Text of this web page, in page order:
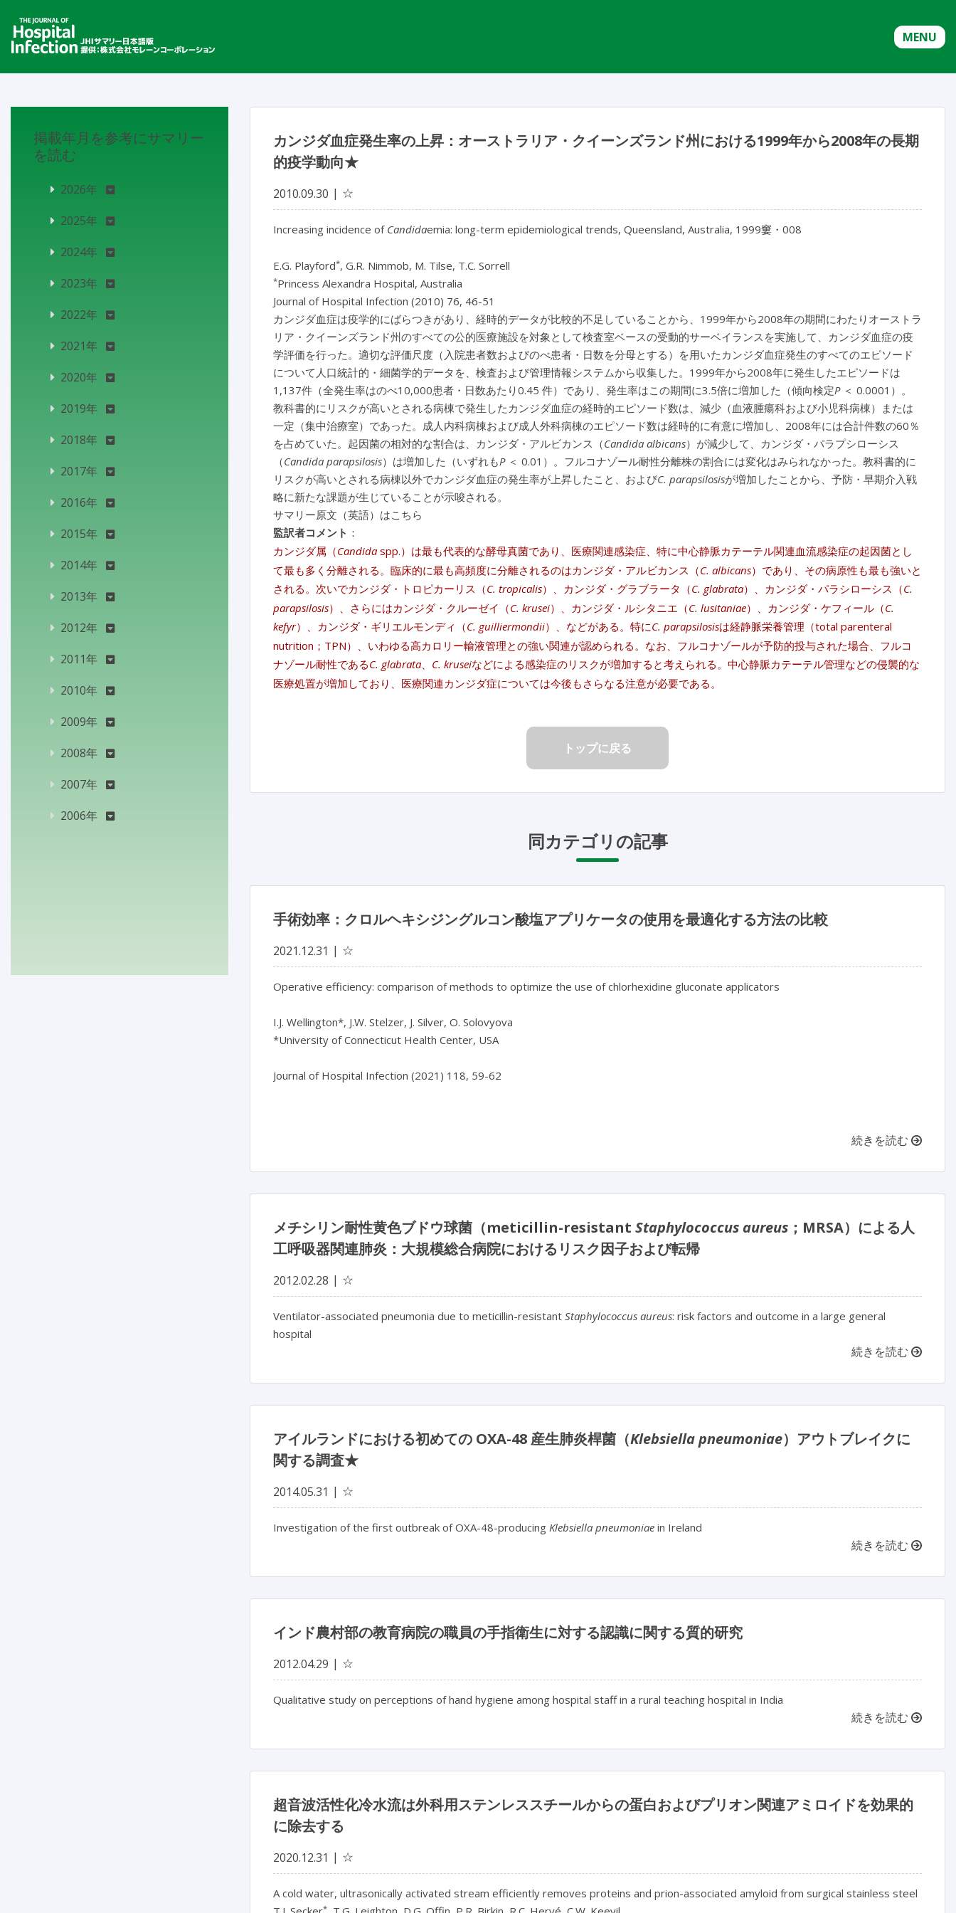
MENU
カンジダ血症発生率の上昇：オーストラリア・クイーンズランド州における1999年から2008年の長期
的疫学動向★
2010.09.30 ☆
Increasing incidence of Candidaemia: long-term epidemiological trends, Queensland, Australia, 1999窶・008
E.G. Playford*, G.R. Nimmob, M. Tilse, T.C. Sorrell
*Princess Alexandra Hospital, Australia
Journal of Hospital Infection (2010) 76, 46-51
カンジダ血症は疫学的にばらつきがあり、経時的データが比較的不足していることから、1999年から2008年の期間にわたりオーストラ
リア・クイーンズランド州のすべての公的医療施設を対象として検査室ベースの受動的サーベイランスを実施して、カンジダ血症の疫
学評価を行った。適切な評価尺度（入院患者数およびのべ患者・日数を分母とする）を用いたカンジダ血症発生のすべてのエピソード
について人口統計的・細菌学的データを、検査および管理情報システムから収集した。1999年から2008年に発生したエピソードは
1,137件（全発生率はのべ10,000患者・日数あたり0.45 件）であり、発生率はこの期間に3.5倍に増加した（傾向検定P＜ 0.0001）。
教科書的にリスクが高いとされる病棟で発生したカンジダ血症の経時的エピソード数は、減少（血液腫瘍科および小児科病棟）または
一定（集中治療室）であった。成人内科病棟および成人外科病棟のエピソード数は経時的に有意に増加し、2008年には合計件数の60％
を占めていた。起因菌の相対的な割合は、カンジダ・アルビカンス（Candida albicans）が減少して、カンジダ・パラプシローシス
（Candida parapsilosis）は増加した（いずれもP＜ 0.01）。フルコナゾール耐性分離株の割合には変化はみられなかった。教科書的に
リスクが高いとされる病棟以外でカンジダ血症の発生率が上昇したこと、およびC. parapsilosisが増加したことから、予防・早期介入戦
略に新たな課題が生じていることが示唆される。
サマリー原文（英語）はこちら
監訳者コメント ：
カンジダ属（Candida spp.）は最も代表的な酵母真菌であり、医療関連感染症、特に中心静脈カテーテル関連血流感染症の起因菌とし
て最も多く分離される。臨床的に最も高頻度に分離されるのはカンジダ・アルビカンス（C. albicans）であり、その病原性も最も強いと
される。次いでカンジダ・トロピカーリス（C. tropicalis）、カンジダ・グラブラータ（C. glabrata）、カンジダ・パラシローシス（C.
parapsilosis）、さらにはカンジダ・クルーゼイ（C. krusei）、カンジダ・ルシタニエ（C. lusitaniae）、カンジダ・ケフィール（C.
kefyr）、カンジダ・ギリエルモンディ（C. guilliermondii）、などがある。特にC. parapsilosisは経静脈栄養管理（total parenteral
nutrition；TPN）、いわゆる高カロリー輸液管理との強い関連が認められる。なお、フルコナゾールが予防的投与された場合、フルコ
ナゾール耐性であるC. glabrata、 C. kruseiなどによる感染症のリスクが増加すると考えられる。中心静脈カテーテル管理などの侵襲的な
医療処置が増加しており、医療関連カンジダ症については今後もさらなる注意が必要である。
トップに戻る
同カテゴリの記事
手術効率：クロルヘキシジングルコン酸塩アプリケータの使用を最適化する方法の比較
2021.12.31 ☆
Operative efficiency: comparison of methods to optimize the use of chlorhexidine gluconate applicators
I.J. Wellington*, J.W. Stelzer, J. Silver, O. Solovyova
*University of Connecticut Health Center, USA
Journal of Hospital Infection (2021) 118, 59-62
続きを読む
メチシリン耐性黄色ブドウ球菌（meticillin-resistant Staphylococcus aureus ；MRSA）による人
工呼吸器関連肺炎：大規模総合病院におけるリスク因子および転帰
2012.02.28 ☆
Ventilator-associated pneumonia due to meticillin-resistant Staphylococcus aureus: risk factors and outcome in a large general
hospital
続きを読む
アイルランドにおける初めての OXA-48 産生肺炎桿菌（Klebsiella pneumoniae）アウトブレイクに
関する調査★
2014.05.31 ☆
Investigation of the first outbreak of OXA-48-producing Klebsiella pneumoniae in Ireland
続きを読む
インド農村部の教育病院の職員の手指衛生に対する認識に関する質的研究
2012.04.29 ☆
Qualitative study on perceptions of hand hygiene among hospital staff in a rural teaching hospital in India
続きを読む
超音波活性化冷水流は外科用ステンレススチールからの蛋白およびプリオン関連アミロイドを効果的
に除去する
2020.12.31 ☆
A cold water, ultrasonically activated stream efficiently removes proteins and prion-associated amyloid from surgical stainless steel
*
掲載年月を参考にサマリー
を読む
2026年
2025年
2024年
2023年
2022年
2021年
2020年
2019年
2018年
2017年
2016年
2015年
2014年
2013年
2012年
2011年
2010年
2009年
2008年
2007年
2006年